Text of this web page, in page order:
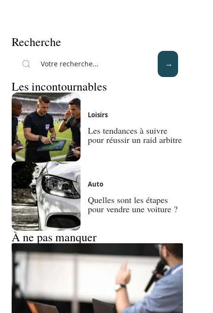
Recherche
Les incontournables
Loisirs
Les tendances à suivre
pour réussir un raid arbitre
Auto
Quelles sont les étapes
pour vendre une voiture ?
À ne pas manquer